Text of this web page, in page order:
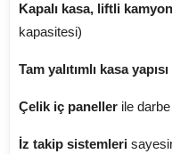
Kapalı kasa, liftli
kapasitesi)
Tam yalıtımlı kasa yapısı
Çelik iç paneller ile
İz takip sistemleri